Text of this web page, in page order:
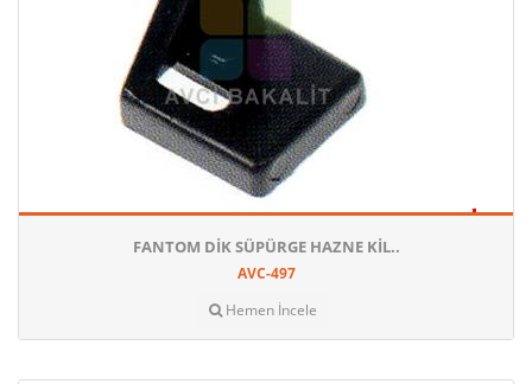
FANTOM DIK SÜPÜRGE HAZNE KIL..
AVC-497
Hemen İncele